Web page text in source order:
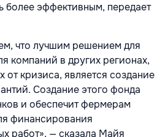
более эффективным, передает
что лучшим решением для
компаний в других регионах,
от кризиса, является создание
Создание этого фонда
и обеспечит фермерам
финансирования
работ», — сказала Майя